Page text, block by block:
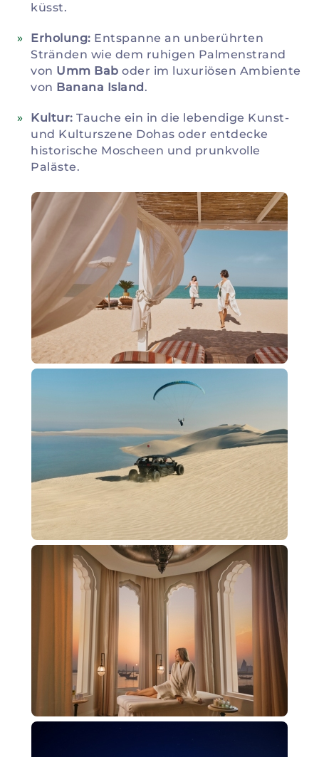
küsst.
Erholung: Entspanne an unberührten
Stränden wie dem ruhigen Palmenstrand
von Umm Bab oder im luxuriösen Ambiente
von Banana Island.
Kultur: Tauche ein in die lebendige Kunst-
und Kulturszene Dohas oder entdecke
historische Moscheen und prunkvolle
Paläste.